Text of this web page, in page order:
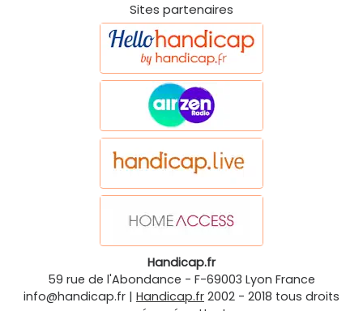
Sites partenaires
Handicap.fr
59 rue de l'Abondance - F-69003 Lyon France
info@handicap.fr | Handicap.fr 2002 - 2018 tous droits